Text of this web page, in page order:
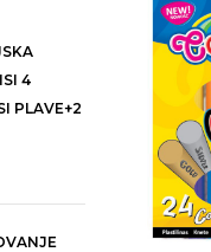
i
4
PLAVE+2